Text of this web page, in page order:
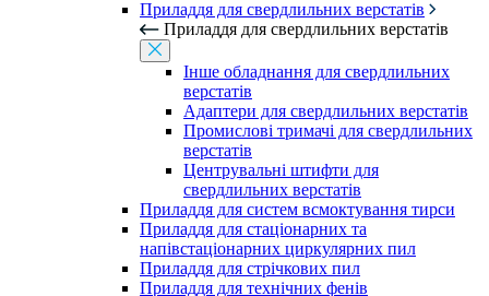
Приладдя для свердлильних верстатів
Приладдя для свердлильних верстатів
Інше обладнання для свердлильних
верстатів
Адаптери для свердлильних верстатів
Промислові тримачі для свердлильних
верстатів
Центрувальні штифти для
свердлильних верстатів
Приладдя для систем всмоктування тирси
Приладдя для стаціонарних та
напівстаціонарних циркулярних пил
Приладдя для стрічкових пил
Приладдя для технічних фенів